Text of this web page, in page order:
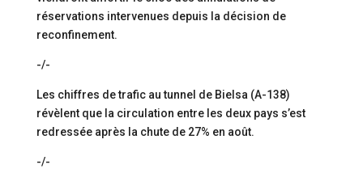
réservations intervenues depuis la décision de
reconfinement.
-/-
Les chiffres de trafic au tunnel de Bielsa (A-138)
révèlent que la circulation entre les deux pays s’est
redressée après la chute de 27% en août.
-/-